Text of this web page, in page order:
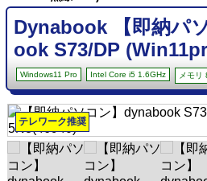
Dynabook 【即納パ
ook S73/DP
Windows11 Pro Intel Core i5 1.6GHz メモリ
テレワーク推奨